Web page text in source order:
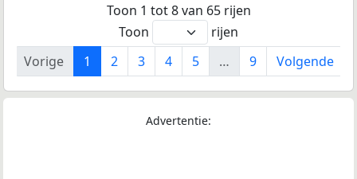
Toon 1 tot 8 van 65 rijen
Toon
rijen
Vorige
1 2 3 4 5 … 9 Volgende
Advertentie: